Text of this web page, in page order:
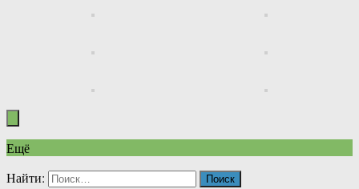
Ещё
Найти: